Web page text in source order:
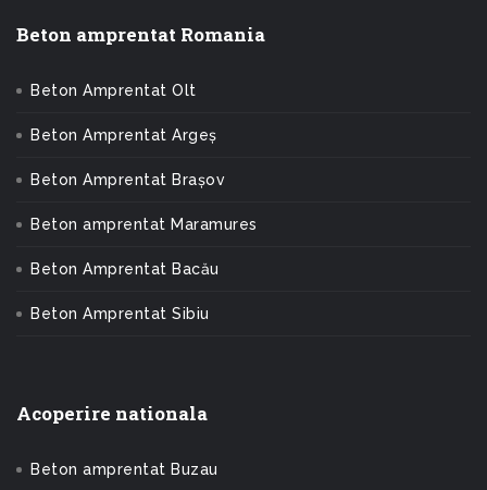
Beton amprentat Romania
Beton Amprentat Olt
Beton Amprentat Argeș
Beton Amprentat Brașov
Beton amprentat Maramures
Beton Amprentat Bacău
Beton Amprentat Sibiu
Acoperire nationala
Beton amprentat Buzau